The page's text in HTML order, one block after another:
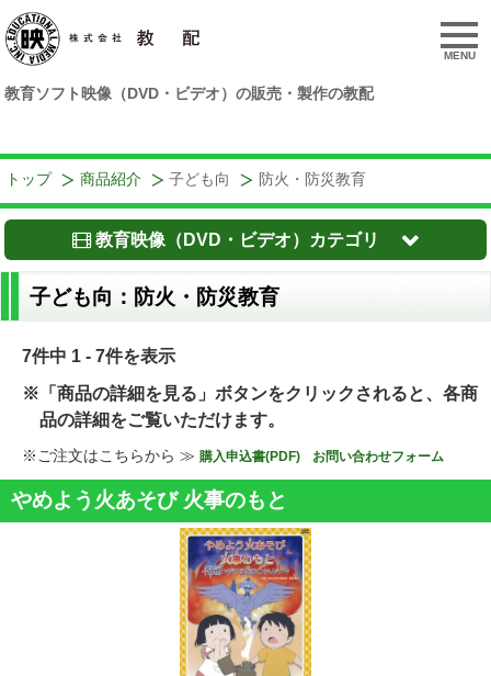
教育ソフト映像（DVD・ビデオ）の販売・製作の教配
MENU
トップ 商品紹介 子ども向 防火・防災教育
教育映像（DVD・ビデオ）カテゴリ
子ども向：防火・防災教育
7件中 1 - 7件を表示
※「商品の詳細を見る」ボタンをクリックされると、各商
品の詳細をご覧いただけます。
※ご注文はこちらから ≫ 購入申込書(PDF) お問い合わせフォーム
やめよう火あそび 火事のもと